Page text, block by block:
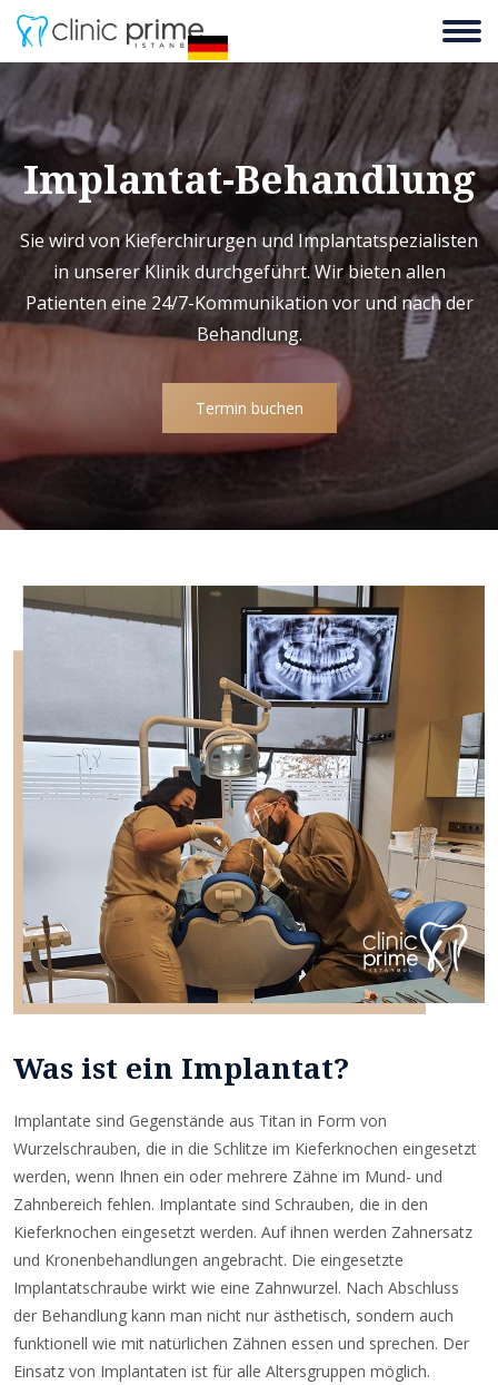
Implantat-Behandlung
Sie wird von Kieferchirurgen und Implantatspezialisten
in unserer Klinik durchgeführt. Wir bieten allen
Patienten eine 24/7-Kommunikation vor und nach der
Behandlung.
Termin buchen
Was ist ein Implantat?
Implantate sind Gegenstände aus Titan in Form von
Wurzelschrauben, die in die Schlitze im Kieferknochen eingesetzt
werden, wenn Ihnen ein oder mehrere Zähne im Mund- und
Zahnbereich fehlen. Implantate sind Schrauben, die in den
Kieferknochen eingesetzt werden. Auf ihnen werden Zahnersatz
und Kronenbehandlungen angebracht. Die eingesetzte
Implantatschraube wirkt wie eine Zahnwurzel. Nach Abschluss
der Behandlung kann man nicht nur ästhetisch, sondern auch
funktionell wie mit natürlichen Zähnen essen und sprechen. Der
Einsatz von Implantaten ist für alle Altersgruppen möglich.